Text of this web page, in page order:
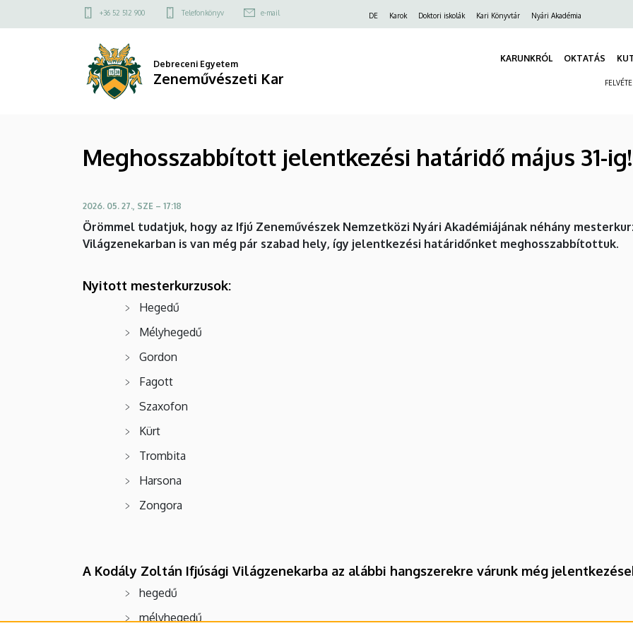
Meghosszabbított
jelentkezési
határidő
Zeneművészeti
a
Felső
menü
+36 52 512 900 Telefonkönyv e-mail
Felső
DE Karok Doktori iskolák Kari Könyvtár Nyári Akadémia
Debreceni Egyetem
Zeneművészeti Kar
KARUNKRÓL OKTATÁS
Meghosszabbított jelentkezési határidő május 31-ig!
2026. 05. 27., SZE – 17:18
Örömmel tudatjuk, hogy az Ifjú Zeneművészek Nemzetközi Nyári Akadémiájának néhány
Világzenekarban is van még pár szabad hely, így jelentkezési határidőnket meghosszabbítottuk.
Nyitott mesterkurzusok:
Hegedű
Mélyhegedű
Gordon
Fagott
Szaxofon
Kürt
Trombita
Harsona
Zongora
A Kodály Zoltán Ifjúsági Világzenekarba az alábbi hangszerekre várunk még
hegedű
mélyhegedű